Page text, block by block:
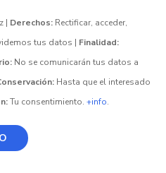
| Derechos: Rectificar, acceder,
tus datos | Finalidad:
No se comunicarán tus datos a
Hasta que el interesado
Tu consentimiento. +info.